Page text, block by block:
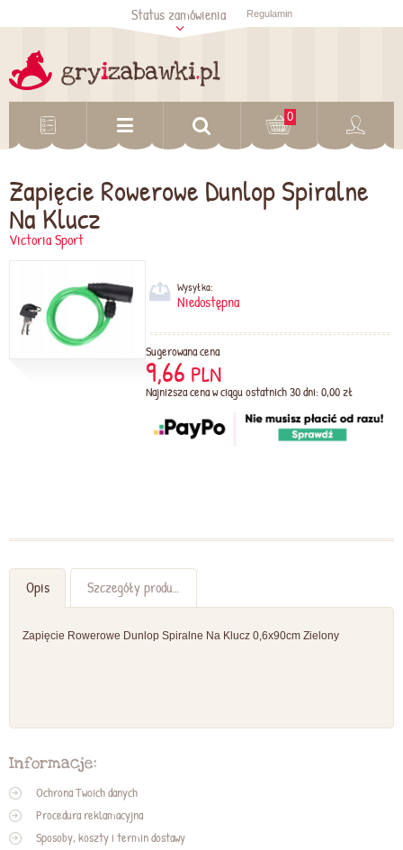
Sprawdź status
zamówienia
Status zamówienia Regulamin
0
Zapięcie Rowerowe Dunlop Spiralne
Na Klucz
Victoria Sport
Wysyłka:
Niedostępna
Sugerowana cena
9,66 PLN
Najniższa cena w ciągu ostatnich 30 dni: 0,00 zł
Opis Szczegóły produktu
Zapięcie Rowerowe Dunlop Spiralne Na Klucz 0,6x90cm Zielony
Informacje:
Ochrona Twoich danych
Procedura reklamacyjna
Sposoby, koszty i termin dostawy